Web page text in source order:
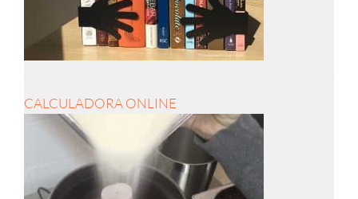
CALCULADORA ONLINE